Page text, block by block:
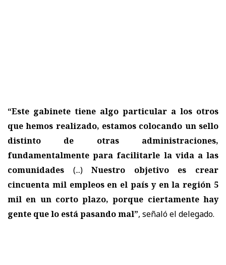
“Este gabinete tiene algo particular a los otros
que hemos realizado, estamos colocando un sello
distinto de otras administraciones,
fundamentalmente para facilitarle la vida a las
comunidades (...)Nuestro objetivo es crear
cincuenta mil empleos en el país y en la región 5
mil en un corto plazo, porque ciertamente hay
gente que lo está pasando mal”, señaló el delegado.